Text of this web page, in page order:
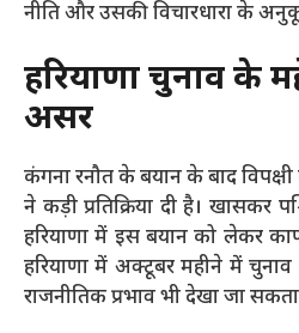
नीति और उसकी विचारधारा के
हरियाणा चुनाव के
असर
कंगना रनौत के बयान के बाद
ने कड़ी प्रतिक्रिया दी है। खासकर
हरियाणा में इस बयान को लेकर
हरियाणा में अक्टूबर महीने में
राजनीतिक प्रभाव भी देखा जा